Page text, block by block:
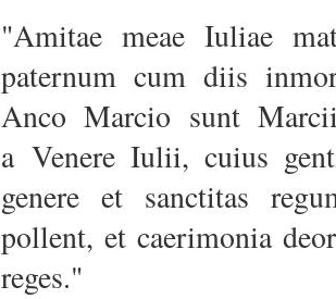
"Amitae meae Iuliae
paternum cum diis
Anco Marcio sunt
a Venere Iulii, cuius
genere et sanctitas
pollent, et caerimonia
reges."